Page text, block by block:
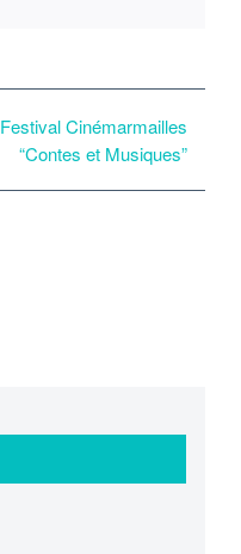
Festival Cinémarmailles
“Contes et Musiques”